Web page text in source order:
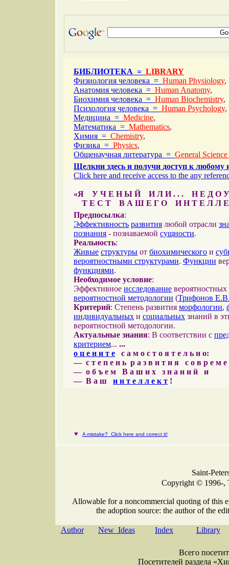
БИБЛИОТЕКА = LIBRARY
Физиология человека = Human Physiology,
Анатомия человека = Human Anatomy,
Биохимия человека = Human Biochemistry,
Психология человека = Human Psychology,
Медицина = Medicine,
Математика = Mathematics,
Химия = Chemistry,
Физика = Physics,
Общенаучная литература = General
Щелкни здесь и получи доступ к любому
Click here and receive access to the any
«Я У Ч Е Н Ы Й И Л И . . . Н Е Д О У
Т Е С Т В А Ш Е Г О И Н Т Е Л Л Е
Предпосылка:
Эффективность развития любой отрасли
познания - познаваемой сущности.
Реальность:
Живые структуры от биохимического и
вероятностными структурами. Функции
функциями.
Необходимое условие:
Эффективное исследование
вероятностной методологии (Трифонов
Критерий: Степень развития морфологии,
индивидуальных и социальных знаний в
вероятностной методологии.
Актуальные знания: В соответствии с
критерием... ...
о ц е н и т е с а м о с т о я т е л ь н о:
— с т е п е н ь р а з в и т и я с о в р е м
— о б ъ е м В а ш и х з н а н и й и
— В а ш и н т е л л е к т !
♥ A mistake? Click here and correct it!
Saint-
Copyright © 1996-,
Allowable for a noncommercial quoting of this
the adoption source: the author of the
Author New Ideas Index Library
Всего
Посетителей раздела